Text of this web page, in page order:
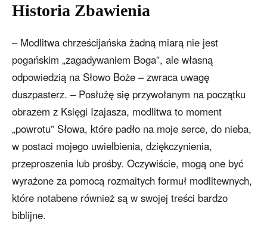
Historia Zbawienia
– Modlitwa chrześcijańska żadną miarą nie jest
pogańskim „zagadywaniem Boga”, ale własną
odpowiedzią na Słowo Boże – zwraca uwagę
duszpasterz. – Posłużę się przywołanym na początku
obrazem z Księgi Izajasza, modlitwa to moment
„powrotu” Słowa, które padło na moje serce, do nieba,
w postaci mojego uwielbienia, dziękczynienia,
przeproszenia lub prośby. Oczywiście, mogą one być
wyrażone za pomocą rozmaitych formuł modlitewnych,
które notabene również są w swojej treści bardzo
biblijne.